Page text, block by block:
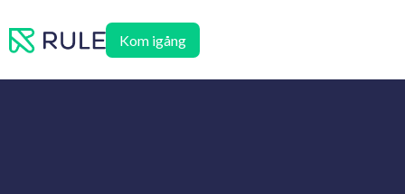
till
Kom igång